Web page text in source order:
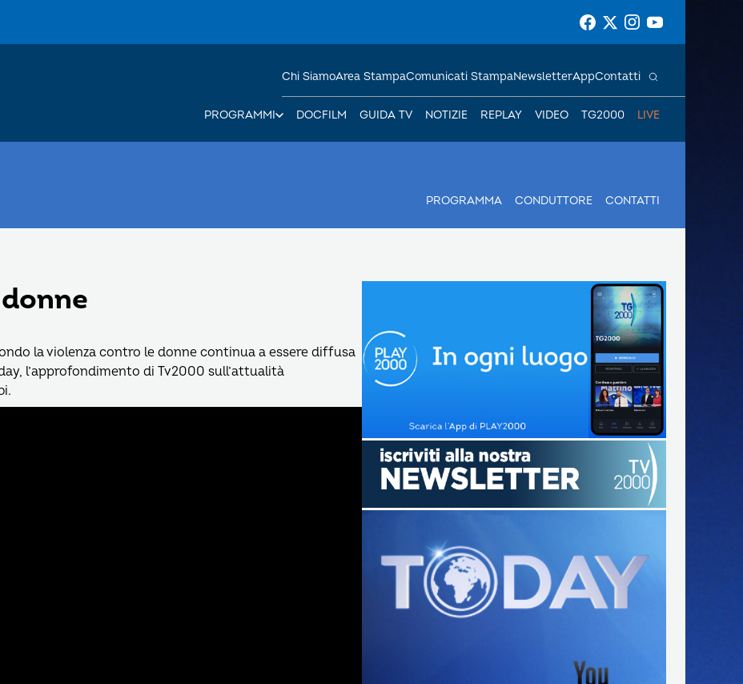
PROGRAMMI DOCFILM GUIDA TV NOTIZIE REPLAY VIDEO TG2000 LIVE
Chi SiamoArea StampaComunicati StampaNewsletterAppContatti
PROGRAMMA CONDUTTORE CONTATTI
la violenza contro le donne continua a essere diffusa
l’approfondimento di Tv2000 sull’attualità